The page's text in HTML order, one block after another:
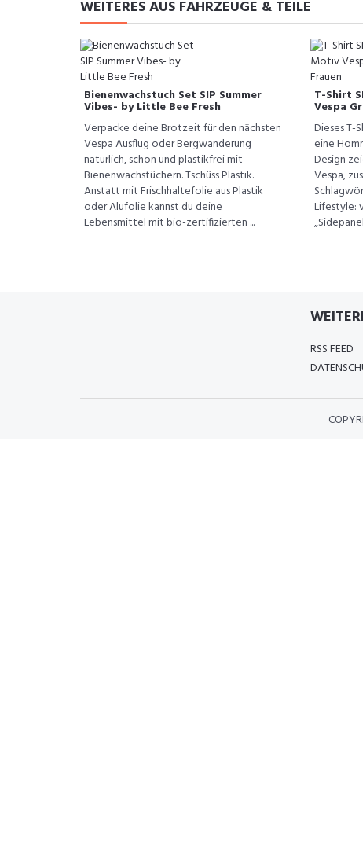
WEITERES AUS FAHRZEUGE & TEILE
Bienenwachstuch Set SIP Summer
Vibes- by Little Bee Fresh
Verpacke deine Brotzeit für den nächsten
Vespa Ausflug oder Bergwanderung
natürlich, schön und plastikfrei mit
Bienenwachstüchern. Tschüss Plastik.
Anstatt mit Frischhaltefolie aus Plastik
oder Alufolie kannst du deine
Lebensmittel mit bio-zertifizierten ...
T-Shirt
Vespa
Dieses T-
eine
Design
Vespa,
Lifestyle:
RSS FEED